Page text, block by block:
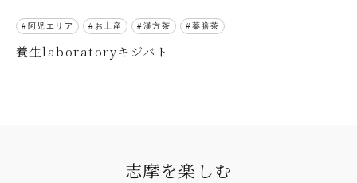
阿児エリア お土産 漢方茶 薬膳茶
養生laboratoryキジバト
志摩を楽しむ